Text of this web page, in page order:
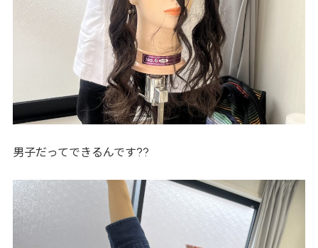
男子だってできるんです??